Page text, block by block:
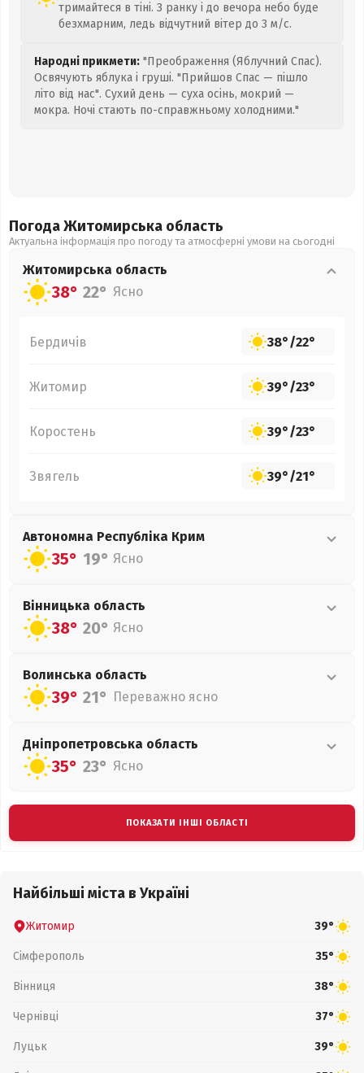
тримайтеся в тіні. З ранку і до вечора небо буде
безхмарним, ледь відчутний вітер до 3 м/с.
Народні прикмети: "Преображення (Яблучний Спас).
Освячують яблука і груші. "Прийшов Спас — пішло
літо від нас". Сухий день — суха осінь, мокрий —
мокра. Ночі стають по-справжньому холодними."
Погода Житомирська область
Актуальна інформація про погоду та атмосферні умови на сьогодні
Житомирська область
38° 22° Ясно
Бердичів 38°/22°
Житомир 39°/23°
Коростень 39°/23°
Звягель 39°/21°
Автономна Республіка Крим
35° 19° Ясно
Вінницька область
38° 20° Ясно
Волинська область
39° 21° Переважно ясно
Дніпропетровська область
35° 23° Ясно
ПОКАЗАТИ ІНШІ ОБЛАСТІ
Найбільші міста в Україні
Житомир 39°
Сімферополь 35°
Вінниця 38°
Чернівці 37°
Луцьк 39°